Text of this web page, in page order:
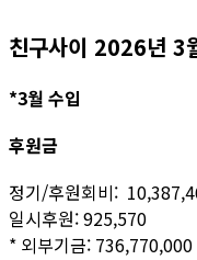
친구사이 2026년 3
*3월 수입
후원금
정기/후원회비:
일시후원: 925,570
* 외부기금: 736,770,000